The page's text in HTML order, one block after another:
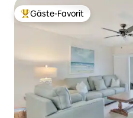
Beliebter Gäste-Favorit.
Gäste-Favorit